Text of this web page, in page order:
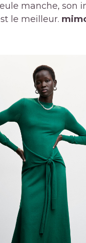
manche, son
le meilleur.